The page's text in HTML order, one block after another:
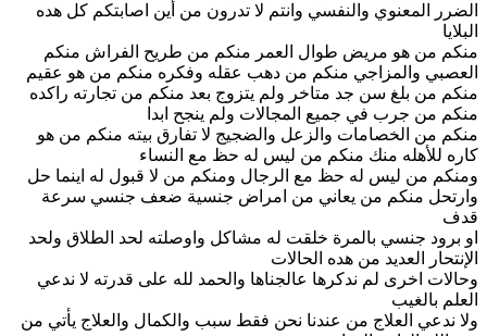
الضرر المعنوي والنفسي وانتم لا تدرون من أين اصابتكم كل هده
البلايا
منكم من هو مريض طوال العمر منكم من طريح الفراش منكم
العصبي والمزاجي منكم من دهب عقله وفكره منكم من هو عقيم
منكم من بلغ سن جد متاخر ولم يتزوج بعد منكم من تجارته راكده
منكم من جرب في جميع المجالات ولم ينجح ابدا
منكم من الخصامات والزعل والضجيج لا تفارق بيته منكم من هو
كاره للأهله منك منكم من ليس له حظ مع النساء
ومنكم من ليس له حظ مع الرجال ومنكم من لا قبول له اينما حل
وارتحل منكم من يعاني من امراض جنسية ضعف جنسي سرعة
قدف
او برود جنسي بالمرة خلقت له مشاكل واوصلته لحد الطلاق ولحد
الإنتحار العديد من هده الحالات
وحالات اخرى لم ندكرها عالجناها والحمد لله على قدرته لا ندعي
العلم بالغيب
ولا ندعي العلاج من عندنا نحن فقط سبب والكمال والعلاج يأتي من